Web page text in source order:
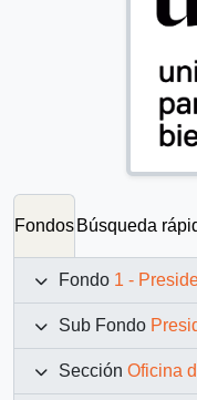
Fondos Búsqueda
Fondo 1 -
Sub Fondo
Sección Oficina